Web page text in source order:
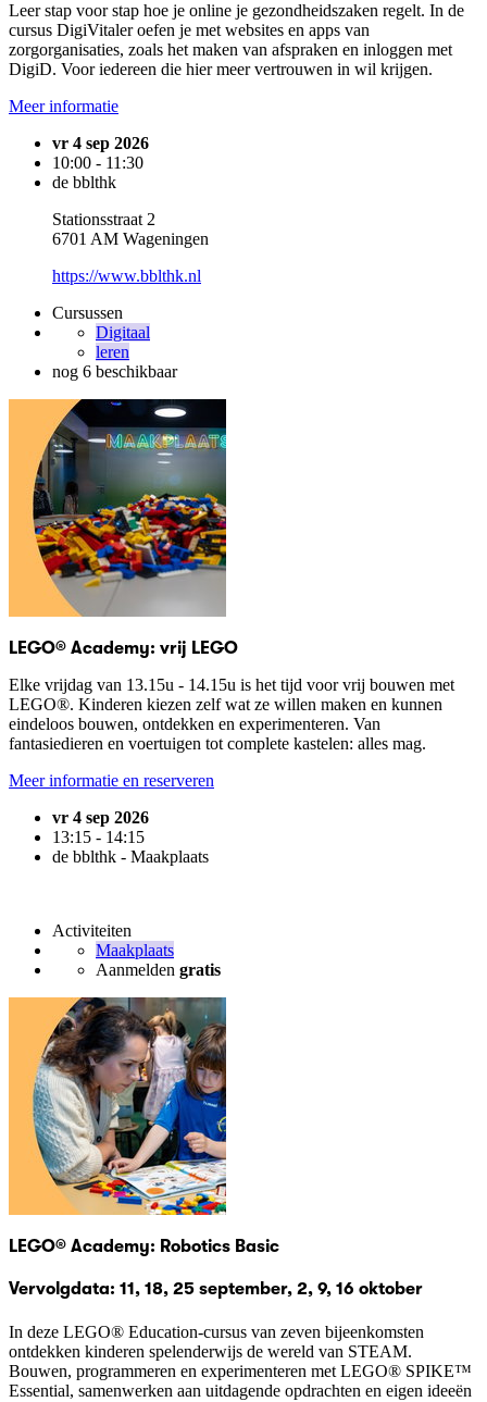
Leer stap voor stap hoe je online je gezondheidszaken regelt. In de
cursus DigiVitaler oefen je met websites en apps van
zorgorganisaties, zoals het maken van afspraken en inloggen met
DigiD. Voor iedereen die hier meer vertrouwen in wil krijgen.
Meer informatie
vr 4 sep 2026
10:00 - 11:30
de bblthk
Stationsstraat 2
6701 AM Wageningen
https://www.bblthk.nl
Cursussen
Digitaal
leren
nog 6 beschikbaar
LEGO® Academy: vrij LEGO
Elke vrijdag van 13.15u - 14.15u is het tijd voor vrij bouwen met
LEGO®. Kinderen kiezen zelf wat ze willen maken en kunnen
eindeloos bouwen, ontdekken en experimenteren. Van
fantasiedieren en voertuigen tot complete kastelen: alles mag.
Meer informatie en reserveren
vr 4 sep 2026
13:15 - 14:15
de bblthk - Maakplaats
Activiteiten
Maakplaats
Aanmelden gratis
LEGO® Academy: Robotics Basic
Vervolgdata: 11, 18, 25 september, 2, 9, 16 oktober
In deze LEGO® Education-cursus van zeven bijeenkomsten
ontdekken kinderen spelenderwijs de wereld van STEAM.
Bouwen, programmeren en experimenteren met LEGO® SPIKE™
Essential, samenwerken aan uitdagende opdrachten en eigen ideeën